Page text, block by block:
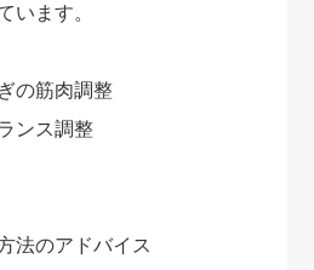
います。
の筋肉調整
ンス調整
法のアドバイス